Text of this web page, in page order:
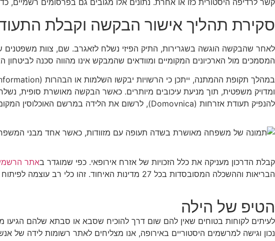
קשר לרדיפה היסטורית כזו או אחרת. נתונים אלו מגובים גם בפרסומים רשמיים,
סקירת תהליך אישור הבקשה וקבלת
לאחר שהבקשה הוגשה בשגרירות, התיק הפיזי נשלח לזאגרב. שם, צוות משפטנים
המסמכים מול הארכיונים המקומיים ומוודאים שהמבקש אינו מהווה סכנה לביטחון
ומדויק משפטית, תוך מניעת עיכובים מיותרים. כאשר הבקשה מאושרת סופית,
להנפיק תעודת אזרחות (Domovnica), לרשום את הלידה במרשם האוכלוסין המקומי, ולהגיש בקשה להנפקת דרכון ותעודת זהות קרואטית ביומטרית.
קבלת הדרכון מעניקה את כלל הזכויות של אזרח אירופאי. כפי שמוגדר באתר הרשמי
הבריאות וההשכלה המסובסדות בכל 27 מדינות האיחוד. זהו כלי רב עוצמה לפיתוח אישי, מקצועי ועסקי בקנה מידה בינלאומי.
הטיפ של הילה
לעיתים לקוחות בטוחים שאין להם שום דרך להוכיח שסבא או סבתא שלהם הגיעו
נכון וגישה למרשמים היסטוריים באירופה, אנו מצליחים לאתר רשומות לידה של